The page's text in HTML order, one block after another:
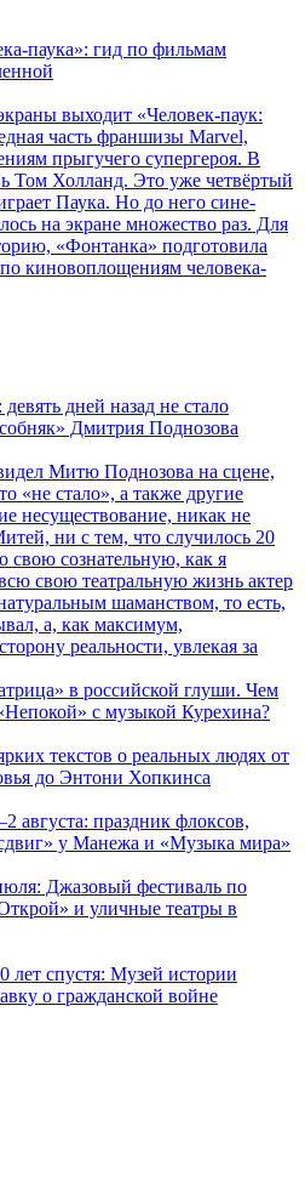
паука»: гид по фильмам
выходит «Человек-паук:
часть франшизы Marvel,
прыгучего супергероя. В
Том Холланд. Это уже четвёртый
Паука. Но до него сине-
на экране множество раз. Для
«Фонтанка» подготовила
киновоплощениям человека-
дней назад не стало
Дмитрия Поднозова
Митю Поднозова на сцене,
«не стало», а также другие
несуществование, никак не
ни с тем, что случилось 20
сознательную, как я
свою театральную жизнь актер
шаманством, то есть,
а, как максимум,
реальности, увлекая за
в российской глуши. Чем
с музыкой Курехина?
текстов о реальных людях от
до Энтони Хопкинса
августа: праздник флоксов,
у Манежа и «Музыка мира»
Джазовый фестиваль по
и уличные театры в
лет спустя: Музей истории
о гражданской войне